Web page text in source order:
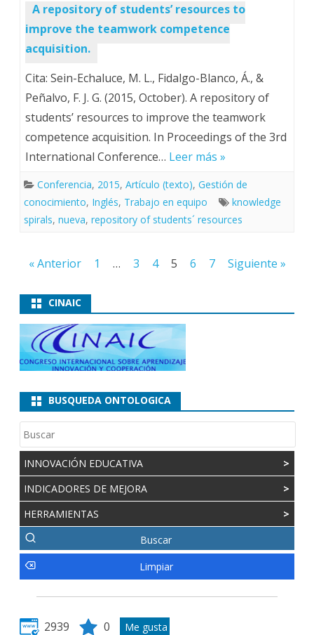
A repository of students’ resources to
improve the teamwork competence
acquisition.
Cita: Sein-Echaluce, M. L., Fidalgo-Blanco, Á., &
Peñalvo, F. J. G. (2015, October). A repository of
students’ resources to improve the teamwork
competence acquisition. In Proceedings of the 3rd
International Conference… Leer más »
Conferencia, 2015, Artículo (texto), Gestión de
conocimiento, Inglés, Trabajo en equipo
knowledge
spirals, nueva, repository of students´ resources
Paginación
de« Anterior 1 … 3 4 5 6 7 Siguiente »
CINAIC
BUSQUEDA ONTOLOGICA
INNOVACIÓN EDUCATIVA
>
INDICADORES DE MEJORA
>
HERRAMIENTAS
>
2939 0